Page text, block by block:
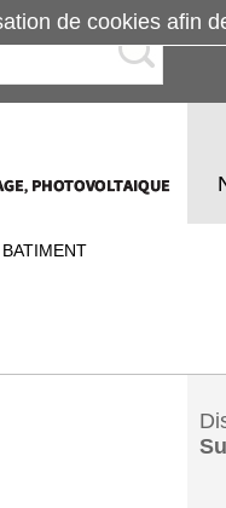
de cookies